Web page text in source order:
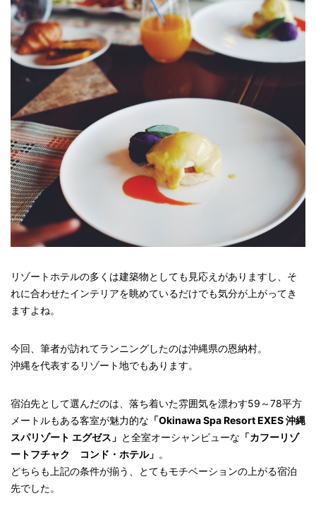
リゾートホテルの多くは建築物としても見応えがありますし、そ
れに合わせたインテリアを眺めているだけでも気分が上がってき
ますよね。
今回、筆者が訪れてランニングしたのは沖縄県の恩納村。
沖縄を代表するリゾート地でもあります。
宿泊先として選んだのは、落ち着いた雰囲気を漂わす59～78平方
メートルもある客室が魅力的な 「Okinawa Spa Resort EXES 沖縄
スパリゾート エグゼス」 と全室オーシャンビューな 「カフーリゾ
ートフチャク コンド・ホテル」 。
どちらも上記の条件が揃う、とてもモチベーションの上がる宿泊
先でした。